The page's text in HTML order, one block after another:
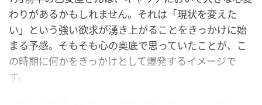
わりがあるかもしれません。それは「現状を変えた
い」という強い欲求が湧き上がることをきっかけに始
まる予感。そもそも心の奥底で思っていたことが、こ
の時期に何かをきっかけとして爆発するイメージで
す。